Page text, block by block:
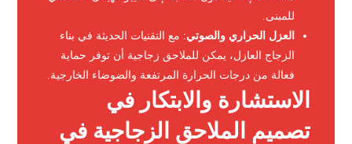
للمبنى.
العزل الحراري والصوتي: مع التقنيات الحديثة في بناء
الزجاج العازل، يمكن للملاحق زجاجية أن توفر حماية
فعالة من درجات الحرارة المرتفعة والضوضاء الخارجية.
الاستشارة والابتكار في
تصميم الملاحق الزجاجية في